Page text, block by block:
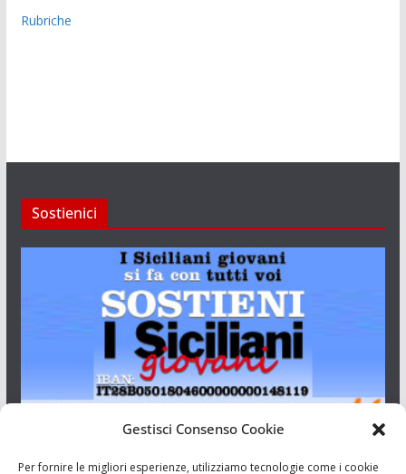
Gestisci Consenso Cookie
Per fornire le migliori esperienze, utilizziamo tecnologie come i cookie
Rubriche
Sostienici